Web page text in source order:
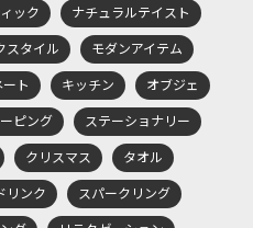
ック
ナチュラルテイスト
スタイル
モダンアイテム
ト キッチン
オブジェ
ピング
ステーショナリー
クリスマス
タオル
リンク
スパークリング